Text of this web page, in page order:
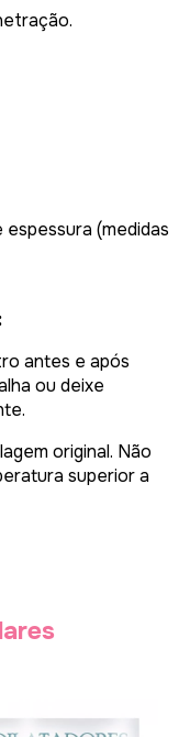
espessura (medidas
antes e após
ou deixe
original. Não
superior a